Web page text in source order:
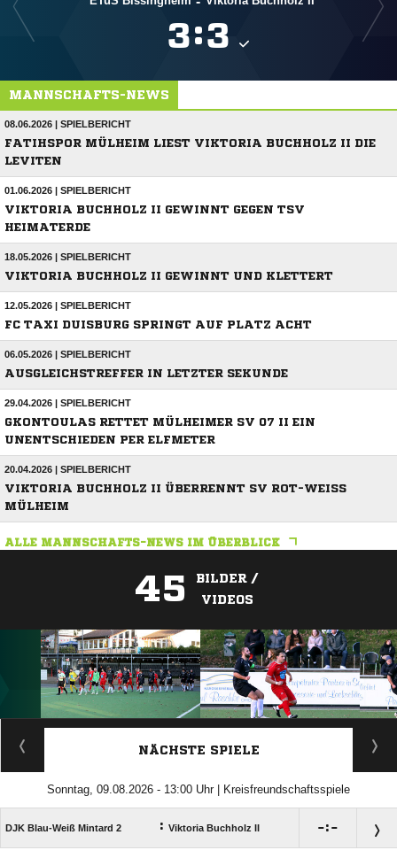
:
MANNSCHAFTS-NEWS
08.06.2026 | SPIELBERICHT
FATIHSPOR MÜLHEIM LIEST VIKTORIA BUCHHOLZ II DIE
LEVITEN
01.06.2026 | SPIELBERICHT
VIKTORIA BUCHHOLZ II GEWINNT GEGEN TSV
HEIMATERDE
18.05.2026 | SPIELBERICHT
VIKTORIA BUCHHOLZ II GEWINNT UND KLETTERT
12.05.2026 | SPIELBERICHT
FC TAXI DUISBURG SPRINGT AUF PLATZ ACHT
06.05.2026 | SPIELBERICHT
AUSGLEICHSTREFFER IN LETZTER SEKUNDE
29.04.2026 | SPIELBERICHT
GKONTOULAS RETTET MÜLHEIMER SV 07 II EIN
UNENTSCHIEDEN PER ELFMETER
20.04.2026 | SPIELBERICHT
VIKTORIA BUCHHOLZ II ÜBERRENNT SV ROT-WEISS
MÜLHEIM
ALLE MANNSCHAFTS-NEWS IM ÜBERBLICK
45
BILDER /
VIDEOS
ANZEIGE
NÄCHSTE SPIELE
Sonntag, 09.08.2026 - 13:00 Uhr | Kreisfreundschaftsspiele
DJK Blau-Weiß Mintard 2 : Viktoria Buchholz II :